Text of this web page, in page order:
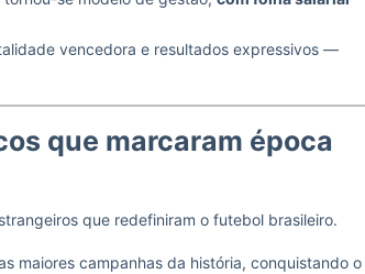
vencedora e resultados expressivos —
que marcaram época
que redefiniram o futebol brasileiro.
maiores campanhas da história, conquistando o